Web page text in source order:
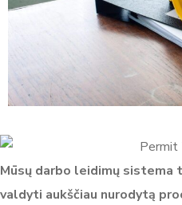
Mūsų darbo leidimų sistema
valdyti aukščiau nurodytą